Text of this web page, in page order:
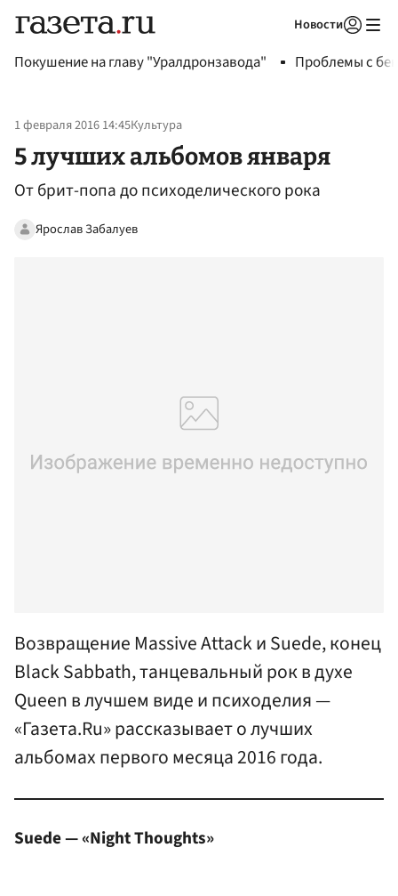
Новости
Покушение на главу "Уралдронзавода" Проблемы с
1 февраля 2016 14:45Культура
5 лучших альбомов января
От брит-попа до психоделического рока
Ярослав Забалуев
Возвращение Massive Attack и Suede, конец
Black Sabbath, танцевальный рок в духе
Queen в лучшем виде и психоделия —
«Газета.Ru» рассказывает о лучших
альбомах первого месяца 2016 года.
Suede — «Night Thoughts»